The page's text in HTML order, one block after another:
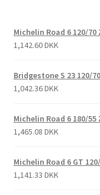
Michelin Road 6 120/
1,142.60 DKK
Bridgestone S 23 120/
1,042.36 DKK
Michelin Road 6 180/
1,465.08 DKK
Michelin Road 6 GT
1,141.33 DKK